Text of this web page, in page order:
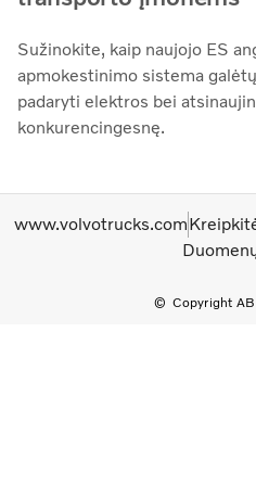
Sužinokite, kaip naujojo ES
apmokestinimo sistema
padaryti elektros bei
konkurencingesnę.
Copyright
www.volvotrucks.com